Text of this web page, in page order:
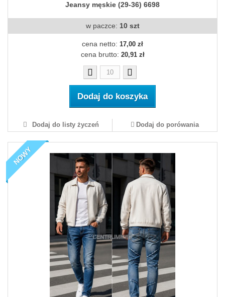
Jeansy męskie (29-36) 6698
w paczce: 10 szt
cena netto: 17,00 zł
cena brutto: 20,91 zł
Dodaj do koszyka
Dodaj do listy życzeń Dodaj do porówania
NOWY